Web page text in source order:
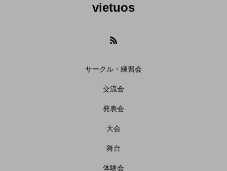
vietuos
サークル・練習会
交流会
発表会
大会
舞台
体験会